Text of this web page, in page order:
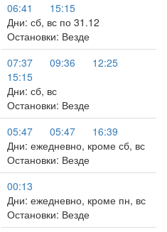
06:41
15:15
Дни: сб, вс по 31.12
Остановки: Везде
07:37
09:36
12:25
15:15
Дни: сб, вс
Остановки: Везде
05:47 05:47
16:39
Дни: ежедневно, кроме сб, вс
Остановки: Везде
00:13
Дни: ежедневно, кроме пн, вс
Остановки: Везде